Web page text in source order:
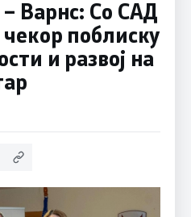
Варнс: Со САД
поблиску
и развој на